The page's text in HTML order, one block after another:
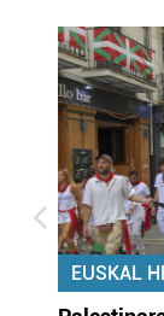
EUSKAL